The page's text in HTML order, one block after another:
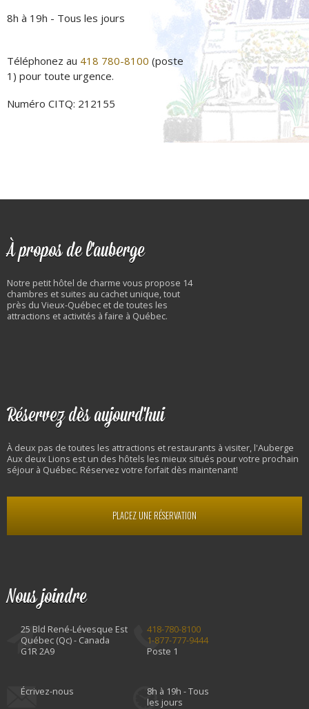
8h à 19h - Tous les jours
Téléphonez au 418 780-8100 (poste
1) pour toute urgence.
Numéro CITQ: 212155
À propos de l'auberge
Notre petit hôtel de charme vous propose 14
chambres et suites au cachet unique, tout
près du Vieux-Québec et de toutes les
attractions et activités à faire à Québec.
Réservez dès aujourd'hui
À deux pas de toutes les attractions et restaurants à visiter, l'Auberge
Aux deux Lions est un des hôtels les mieux situés pour votre prochain
séjour à Québec. Réservez votre forfait dès maintenant!
PLACEZ UNE RÉSERVATION
Nous joindre
25 Bld René-Lévesque Est
Québec (Qc) - Canada
G1R 2A9
418-780-8100
1-877-777-9444
Poste 1
Écrivez-nous
8h à 19h - Tous
les jours